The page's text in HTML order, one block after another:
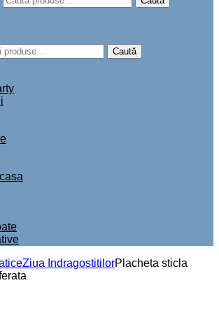
Caută
Ziua IndragostitilorPlacheta sticla